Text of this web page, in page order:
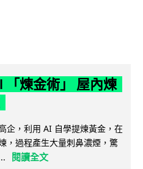
「煉金術」 屋內煉
企，利用 AI 自學提煉黃金，在
，過程產生大量刺鼻濃煙，驚
閱讀全文